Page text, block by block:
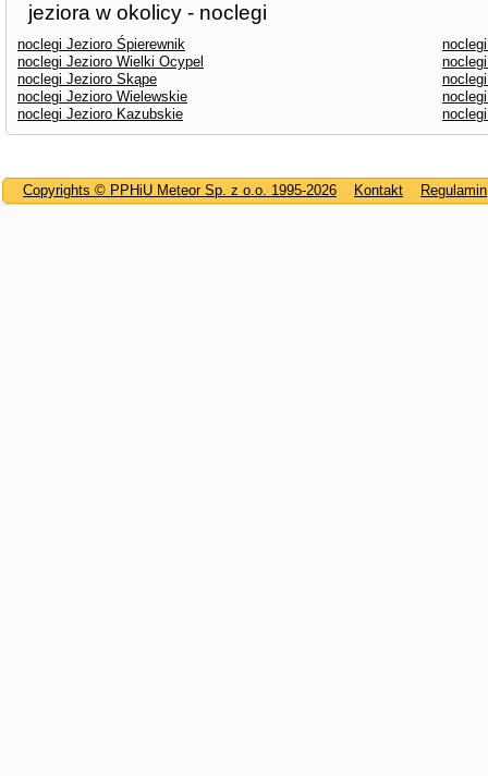
jeziora w okolicy - noclegi
noclegi Jezioro Śpierewnik
noclegi Jezioro Wielki Ocypel
noclegi Jezioro Skąpe
noclegi Jezioro Wielewskie
noclegi Jezioro Kazubskie
Copyrights © PPHiU Meteor Sp. z o.o. 1995-2026 Kontakt Regulamin